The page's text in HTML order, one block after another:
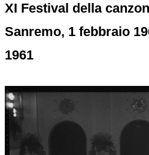
XI Festival della
Sanremo, 1 febbraio
1961